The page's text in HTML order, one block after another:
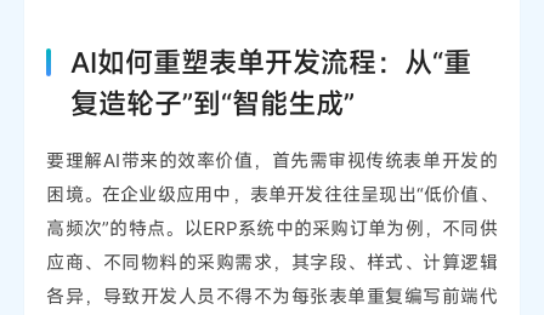
AI如何重塑表单开发流程：从“重
复造轮子”到“智能生成”
要理解AI带来的效率价值，首先需审视传统表单开发的
困境。在企业级应用中，表单开发往往呈现出“低价值、
高频次”的特点。以ERP系统中的采购订单为例，不同供
应商、不同物料的采购需求，其字段、样式、计算逻辑
各异，导致开发人员不得不为每张表单重复编写前端代